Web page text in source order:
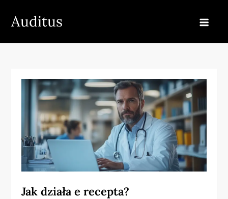
Auditus
Jak działa e recepta?